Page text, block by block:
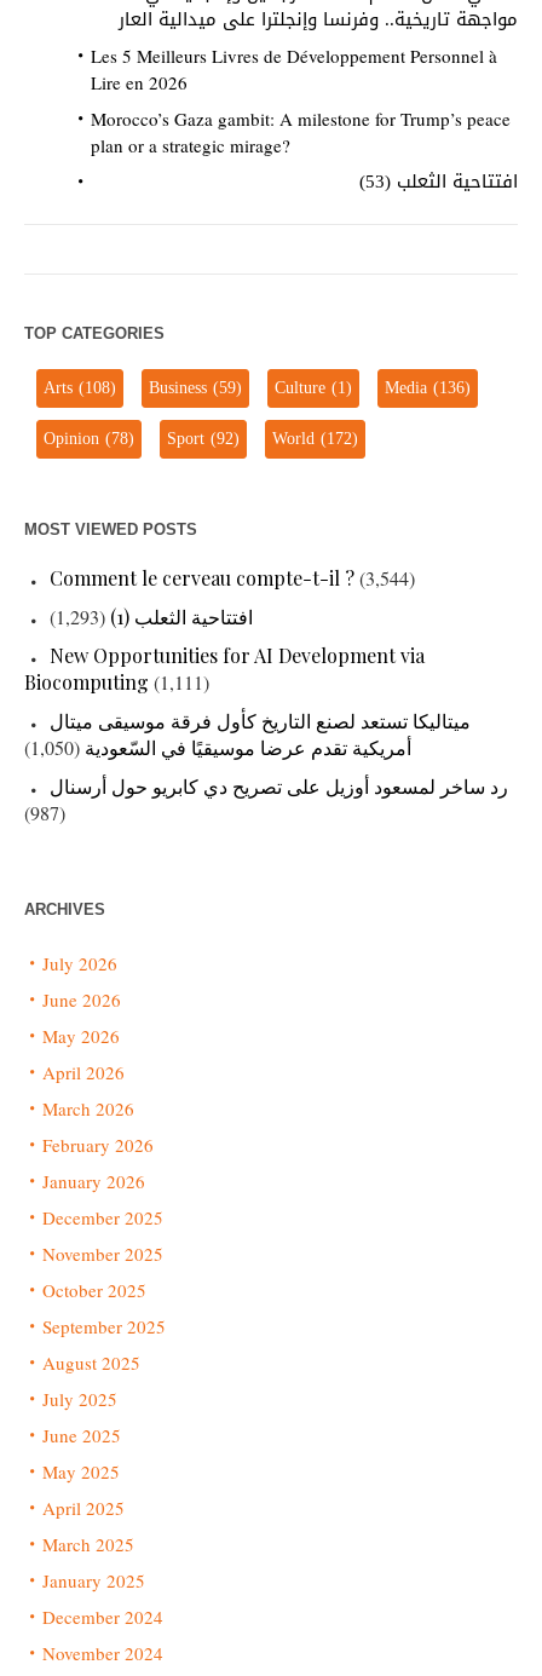
مواجهة تاريخية.. وفرنسا وإنجلترا على ميدالية العار
Les 5 Meilleurs Livres de Développement Personnel à
Lire en 2026
Morocco’s Gaza gambit: A milestone for Trump’s peace
plan or a strategic mirage?
افتتاحية الثعلب (53)
TOP CATEGORIES
Arts(108) Business(59) Culture(1) Media(136)
Opinion(78) Sport(92) World(172)
MOST VIEWED POSTS
Comment le cerveau compte-t-il ?(3,544)
افتتاحية الثعلب (1)
(1,293)
New Opportunities for AI Development via
Biocomputing (1,111)
ميتاليكا تستعد لصنع التاريخ كأول فرقة موسيقى ميتال
أمريكية تقدم عرضا موسيقيًا في السّعودية (1,050)
رد ساخر لمسعود أوزيل على تصريح دي كابريو حول أرسنال
(987)
ARCHIVES
July 2026
June 2026
May 2026
April 2026
March 2026
February 2026
January 2026
December 2025
November 2025
October 2025
September 2025
August 2025
July 2025
June 2025
May 2025
April 2025
March 2025
January 2025
December 2024
November 2024